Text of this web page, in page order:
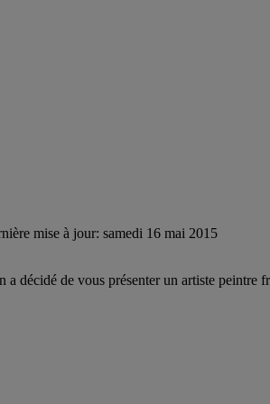
mise à jour: samedi 16 mai 2015
décidé de vous présenter un artiste